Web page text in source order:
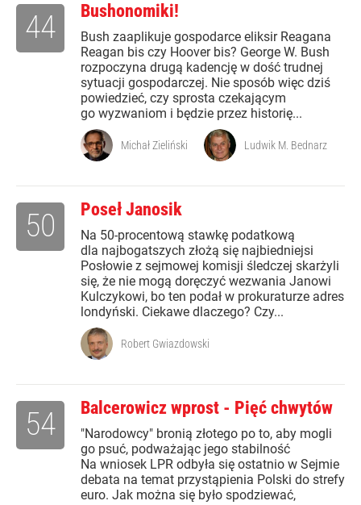
Bushonomiki!
Bush zaaplikuje gospodarce eliksir Reagana
Reagan bis czy Hoover bis? George W. Bush
rozpoczyna drugą kadencję w dość trudnej
sytuacji gospodarczej. Nie sposób więc dziś
powiedzieć, czy sprosta czekającym
go wyzwaniom i będzie przez historię...
44
Michał Zieliński Ludwik M. Bednarz
Poseł Janosik
Na 50-procentową stawkę podatkową
dla najbogatszych złożą się najbiedniejsi
Posłowie z sejmowej komisji śledczej skarżyli
się, że nie mogą doręczyć wezwania Janowi
Kulczykowi, bo ten podał w prokuraturze adres
londyński. Ciekawe dlaczego? Czy...
50
Robert Gwiazdowski
Balcerowicz wprost - Pięć chwytów
"Narodowcy" bronią złotego po to, aby mogli
go psuć, podważając jego stabilność
Na wniosek LPR odbyła się ostatnio w Sejmie
debata na temat przystąpienia Polski do strefy
euro. Jak można się było spodziewać,
54